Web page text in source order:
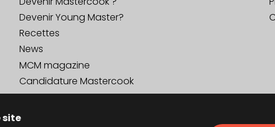
Devenir Young Master?
Recettes
News
MCM magazine
Candidature Mastercook
site